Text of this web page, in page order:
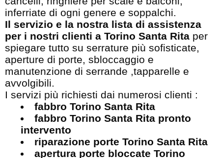
inferriate di ogni genere e soppalchi.
Il servizio e la nostra lista di assistenza
per i nostri clienti a Torino Santa Rita per
spiegare tutto su serrature più sofisticate,
aperture di porte, sbloccaggio e
manutenzione di serrande ,tapparelle e
avvolgibili.
I servizi più richiesti dai numerosi clienti :
fabbro Torino Santa Rita
fabbro Torino Santa Rita pronto
intervento
riparazione porte Torino Santa Rita
apertura porte bloccate Torino